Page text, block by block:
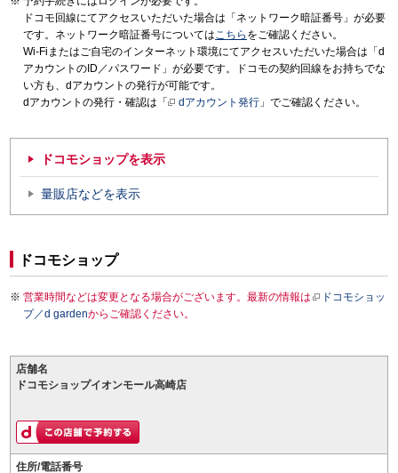
ドコモ回線にてアクセスいただいた場合は「ネットワーク暗証番号」が必要
です。ネットワーク暗証番号についてはこちら をご確認ください。
Wi-Fiまたはご自宅のインターネット環境にてアクセスいただいた場合は「d
アカウントのID／パスワード」が必要です。ドコモの契約回線をお持ちでな
い方も、dアカウントの発行が可能です。
dアカウントの発行・確認は「
dアカウント発行 」でご確認ください。
ドコモショップを表示
量販店などを表示
ドコモショップ
営業時間などは変更となる場合がございます。最新の情報は
ドコモショッ
プ／d gardenからご確認ください。
店舗名
ドコモショップイオンモール高崎店
住所/電話番号